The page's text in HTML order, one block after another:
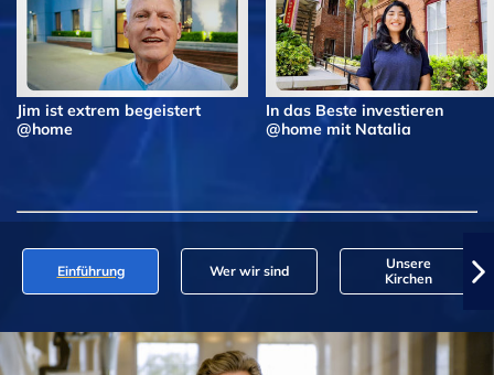
Jim ist extrem begeistert
@home
In das Beste investieren
@home mit Natalia
Einführung Wer wir sind
Unsere
Kirchen